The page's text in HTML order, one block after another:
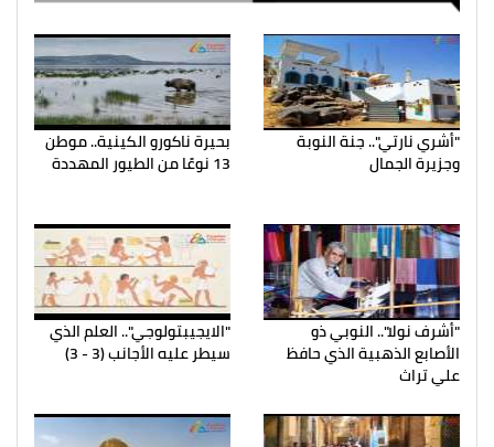
"أشري نارتي".. جنة النوبة
وجزيرة الجمال
بحيرة ناكورو الكينية.. موطن
13 نوعًا من الطيور المهددة
"أشرف نولا".. النوبي ذو
الأصابع الذهبية الذي حافظ
علي تراث
"الايجيبتولوجي".. العلم الذي
سيطر عليه الأجانب (3 - 3)